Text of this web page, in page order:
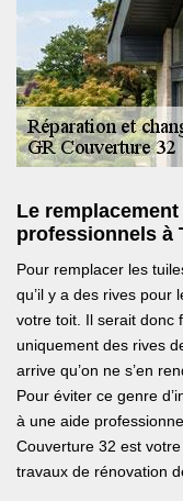
Le
professionnels à
Pour remplacer les
qu’il y a des rives pour
votre toit. Il serait donc
uniquement des rives
arrive qu’on ne s’en
Pour éviter ce genre
à une aide
Couverture 32 est
travaux de rénovation